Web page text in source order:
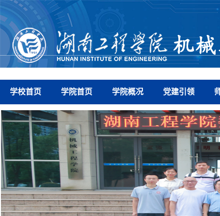
学校首页 学院首页 学院概况 党建引领